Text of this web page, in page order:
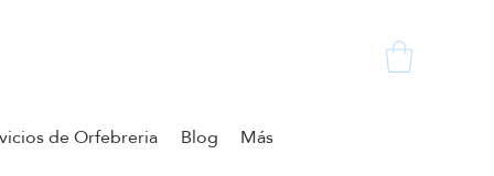
de Orfebreria Blog Más